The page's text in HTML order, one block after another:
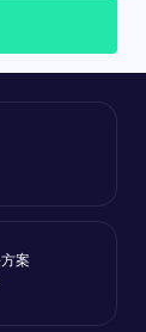
解析后的结
案